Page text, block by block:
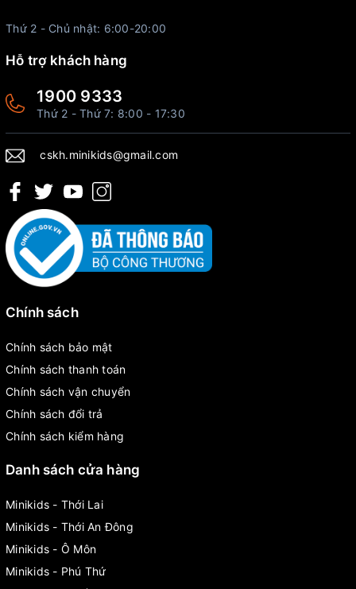
Thứ 2 - Chủ nhật: 6:00-20:00
Hỗ trợ khách hàng
1900 9333
Thứ 2 - Thứ 7: 8:00 - 17:30
cskh.minikids@gmail.com
Chính sách
Chính sách bảo mật
Chính sách thanh toán
Chính sách vận chuyển
Chính sách đổi trả
Chính sách kiểm hàng
Danh sách cửa hàng
Minikids - Thới Lai
Minikids - Thới An Đông
Minikids - Ô Môn
Minikids - Phú Thứ